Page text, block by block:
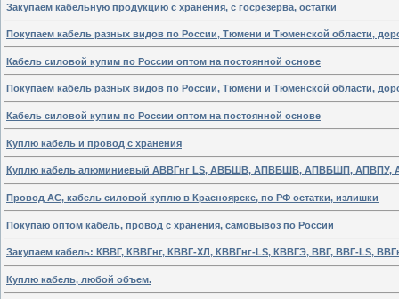
Закупаем кабельную продукцию с хранения, с госрезерва, остатки
Покупаем кабель разных видов по России, Тюмени и Тюменской области,
Кабель силовой купим по России оптом на постоянной основе
Покупаем кабель разных видов по России, Тюмени и Тюменской области,
Кабель силовой купим по России оптом на постоянной основе
Куплю кабель и провод с хранения
Куплю кабель алюминиевый АВВГнг LS, АВБШВ, АПВБШВ, АПВБШП, АПВПУ,
Провод АС, кабель силовой куплю в Красноярске, по РФ остатки, излишки
Покупаю оптом кабель, провод с хранения, самовывоз по России
Закупаем кабель: КВВГ, КВВГнг, КВВГ-ХЛ, КВВГнг-LS, КВВГЭ, ВВГ, ВВГ-LS,
Куплю кабель, любой объем.